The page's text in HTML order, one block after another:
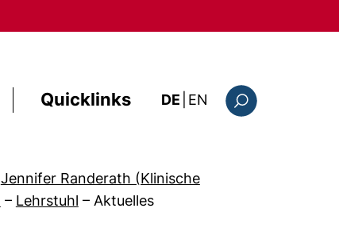
Quicklinks DE EN : this page in
Jennifer Randerath (Klinische
– Lehrstuhl – Aktuelles